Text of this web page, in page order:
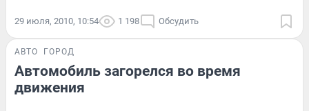
29 июля, 2010, 10:54 1 198 Обсудить
АВТО ГОРОД
Автомобиль загорелся во время
движения